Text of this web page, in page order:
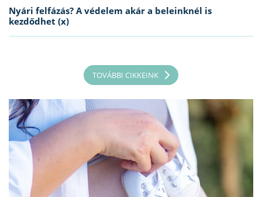
Nyári felfázás? A védelem akár a beleinknél is
kezdődhet (x)
TOVÁBBI CIKKEINK